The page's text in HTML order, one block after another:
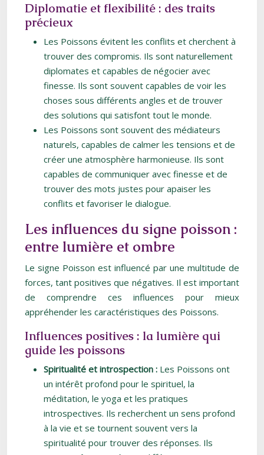
Diplomatie et flexibilité : des traits
précieux
Les Poissons évitent les conflits et cherchent à
trouver des compromis. Ils sont naturellement
diplomates et capables de négocier avec
finesse. Ils sont souvent capables de voir les
choses sous différents angles et de trouver
des solutions qui satisfont tout le monde.
Les Poissons sont souvent des médiateurs
naturels, capables de calmer les tensions et de
créer une atmosphère harmonieuse. Ils sont
capables de communiquer avec finesse et de
trouver des mots justes pour apaiser les
conflits et favoriser le dialogue.
Les influences du signe poisson :
entre lumière et ombre
Le signe Poisson est influencé par une multitude de
forces, tant positives que négatives. Il est important
de comprendre ces influences pour mieux
appréhender les caractéristiques des Poissons.
Influences positives : la lumière qui
guide les poissons
Spiritualité et introspection : Les Poissons ont
un intérêt profond pour le spirituel, la
méditation, le yoga et les pratiques
introspectives. Ils recherchent un sens profond
à la vie et se tournent souvent vers la
spiritualité pour trouver des réponses. Ils